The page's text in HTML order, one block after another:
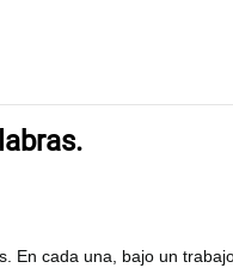
En cada una, bajo un